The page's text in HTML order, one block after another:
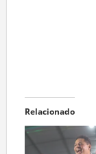
Relacionado